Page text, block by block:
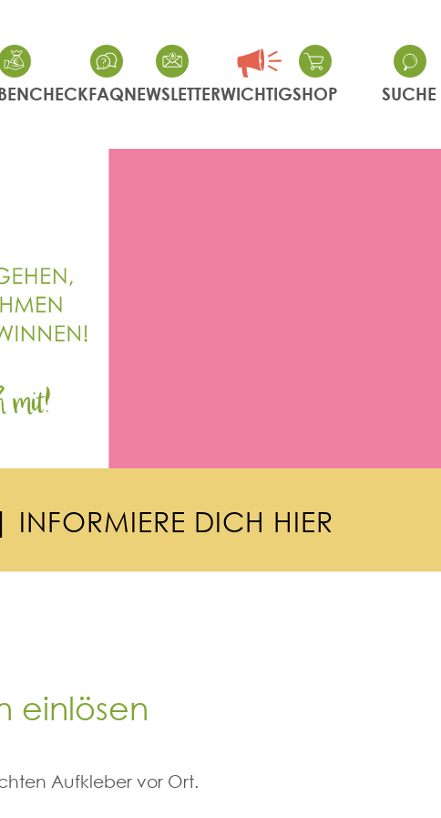
FAQNEWSLETTERWICHTIGSHOP SUCHE
| INFORMIERE DICH HIER
einlösen
Aufkleber vor Ort.